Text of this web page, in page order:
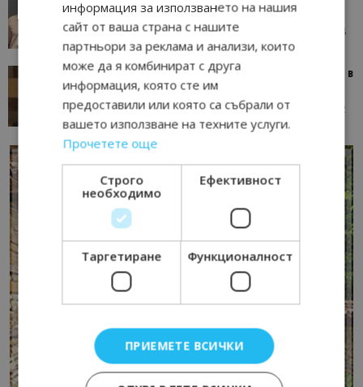
окаже по-трудна за...
AI Travel Economy с Елица Стоилова 05/08/2026 08:28
Тим Браун: Хотелите губят пари заради грешки в
данните и липсващи...
AI Travel Economy с Елица Стоилова 13/07/2026 09:02
информация за използването на нашия
сайт от ваша страна с нашите
партньори за реклама и анализи, които
може да я комбинират с друга
информация, която сте им
предоставили или която са събрали от
вашето използване на техните услуги.
Прочетете още
Строго
необходимо
Ефективност
Таргетиране Функционалност
ПРИЕМЕТЕ ВСИЧКИ